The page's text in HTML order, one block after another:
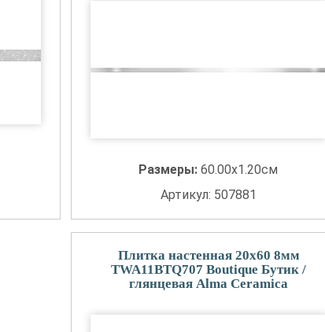
Размеры:60.00x1.20см
Артикул: 507881
Плитка настенная 20x60 8мм
TWA11BTQ707 Boutique Бутик /
глянцевая Alma Ceramica